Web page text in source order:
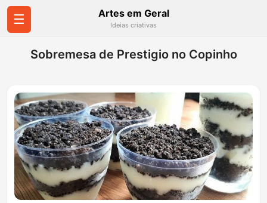
☰ Artes em Geral
Ideias criativas
Sobremesa de Prestigio no Copinho